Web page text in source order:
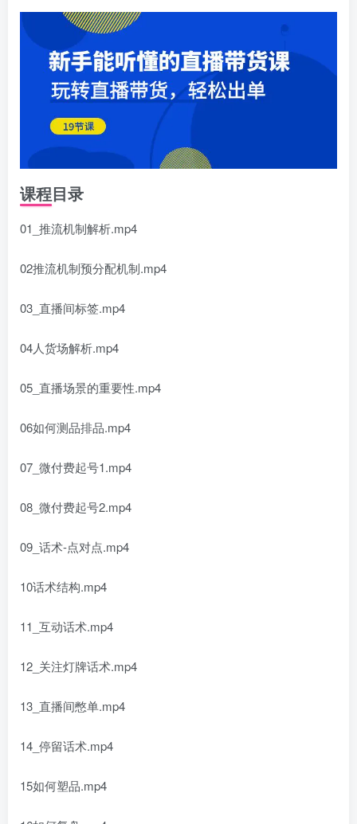
课程目录
01_推流机制解析.mp4
02推流机制预分配机制.mp4
03_直播间标签.mp4
04人货场解析.mp4
05_直播场景的重要性.mp4
06如何测品排品.mp4
07_微付费起号1.mp4
08_微付费起号2.mp4
09_话术-点对点.mp4
10话术结构.mp4
11_互动话术.mp4
12_关注灯牌话术.mp4
13_直播间憋单.mp4
14_停留话术.mp4
15如何塑品.mp4